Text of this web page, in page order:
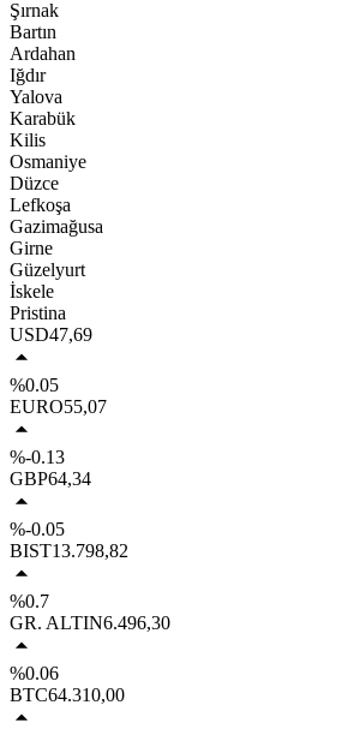
Şırnak
Bartın
Ardahan
Iğdır
Yalova
Karabük
Kilis
Osmaniye
Düzce
Lefkoşa
Gazimağusa
Girne
Güzelyurt
İskele
Pristina
USD47,69
%0.05
EURO55,07
%-0.13
GBP64,34
%-0.05
BIST13.798,82
%0.7
GR. ALTIN6.496,30
%0.06
BTC64.310,00